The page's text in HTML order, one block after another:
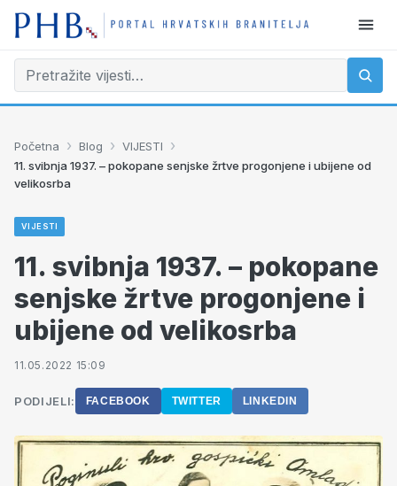
Početna › Blog › VIJESTI ›
11. svibnja 1937. – pokopane senjske žrtve progonjene i ubijene od
velikosrba
VIJESTI
11. svibnja 1937. – pokopane
senjske žrtve progonjene i
ubijene od velikosrba
11.05.2022 15:09
PODIJELI: FACEBOOK TWITTER LINKEDIN